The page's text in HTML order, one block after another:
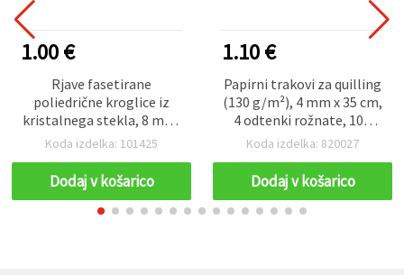
1.00 €
Rjave fasetirane
poliedrične kroglice iz
kristalnega stekla, 8 mm,
luknja 1 mm – niz 43
zapestnice in dekorativno
ustvarjanje
Koda izdelka: 101425
Dodaj v košarico
1.10 €
Papirni trakovi za quilling
(130 g/m²), 4 mm x 35 cm,
4 odtenki rožnate, 100
kos.
Koda izdelka: 820027
Dodaj v košarico